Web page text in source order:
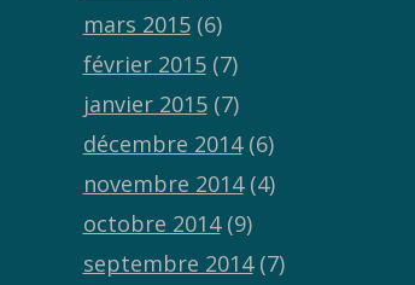
mars 2015(6)
février 2015(7)
janvier 2015(7)
décembre 2014(6)
novembre 2014(4)
octobre 2014(9)
septembre 2014(7)